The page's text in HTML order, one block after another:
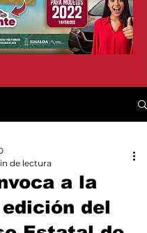
a la
del
de lectura